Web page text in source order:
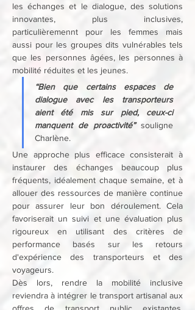
les échanges et le dialogue, des solutions
innovantes, plus inclusives,
particulièremennt pour les femmes mais
aussi pour les groupes dits vulnérables tels
que les personnes âgées, les personnes à
mobilité réduites et les jeunes.
“Bien que certains espaces de
dialogue avec les transporteurs
aient été mis sur pied, ceux-ci
manquent de proactivité” souligne
Charlène.
Une approche plus efficace consisterait à
instaurer des échanges beaucoup plus
fréquents, idéalement chaque semaine, et à
allouer des ressources de manière continue
pour assurer leur bon déroulement. Cela
favoriserait un suivi et une évaluation plus
rigoureux en utilisant des critères de
performance basés sur les retours
d'expérience des transporteurs et des
voyageurs.
Dès lors, rendre la mobilité inclusive
reviendra à intégrer le transport artisanal aux
offres de transport public existantes.